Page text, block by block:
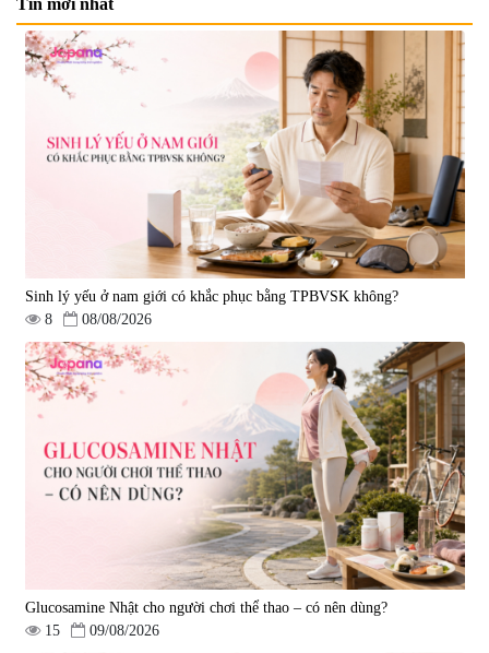
Viên uống bổ não Ribeto Shoji
| 57.920
1.450.000 đ
Viên nang uống cải thiện thị lực,
trí nhớ DHA + EPA + Flaxseed
Oil 30 viên/gói - Date 02/2027
|52.346
225.000 đ
Tẩy tế bào chết Nichiei Bussan
Nano NMN+ Peeling Gel
1.490.000 đ
Viên uống hỗ trợ bền thành
mạch, ngừa tai biến Elastin Plus
& Nattokinase Hokoen 80 viên
|0
980.000 đ
Tin mới nhất
Sinh lý yếu ở nam giới có khắc phục bằng TPBVSK không?
8
08/08/2026
Glucosamine Nhật cho người chơi thể thao – có nên dùng?
15
09/08/2026